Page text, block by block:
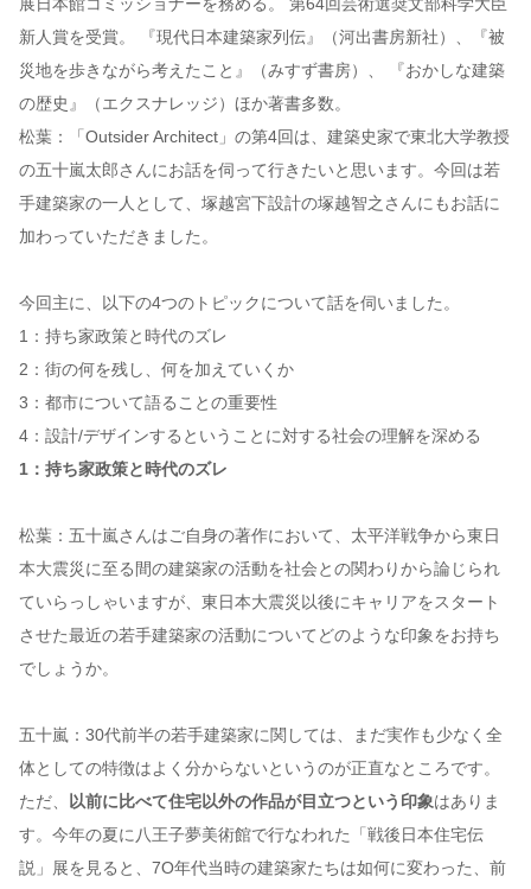
新人賞を受賞。 『現代日本建築家列伝』（河出書房新社）、『被
災地を歩きながら考えたこと』（みすず書房）、 『おかしな建築
の歴史』（エクスナレッジ）ほか著書多数。
松葉：「Outsider Architect」の第4回は、建築史家で東北大学教授
の五十嵐太郎さんにお話を伺って行きたいと思います。今回は若
手建築家の一人として、塚越宮下設計の塚越智之さんにもお話に
加わっていただきました。
今回主に、以下の4つのトピックについて話を伺いました。
1：持ち家政策と時代のズレ
2：街の何を残し、何を加えていくか
3：都市について語ることの重要性
4：設計/デザインするということに対する社会の理解を深める
1：持ち家政策と時代のズレ
松葉：五十嵐さんはご自身の著作において、太平洋戦争から東日
本大震災に至る間の建築家の活動を社会との関わりから論じられ
ていらっしゃいますが、東日本大震災以後にキャリアをスタート
させた最近の若手建築家の活動についてどのような印象をお持ち
でしょうか。
五十嵐：30代前半の若手建築家に関しては、まだ実作も少なく全
体としての特徴はよく分からないというのが正直なところです。
ただ、
以前に比べて住宅以外の作品が目立つという印象はありま
す。今年の夏に八王子夢美術館で行なわれた「戦後日本住宅伝
説」展を見ると、7O年代当時の建築家たちは如何に変わった、前